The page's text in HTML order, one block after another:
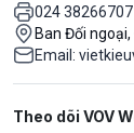
024 38266707
Ban Đối
Email:
Mạng xã
Theo dõi VOV